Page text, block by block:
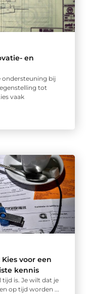
en
ondersteuning bij
tot
vaak
voor een
kennis
is. Je wilt dat je
op tijd worden ...